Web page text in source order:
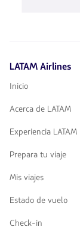
para
LATAM Airlines
Inicio
Acerca de LATAM
Experiencia LATAM
Prepara tu viaje
Mis viajes
Estado de vuelo
Check-in